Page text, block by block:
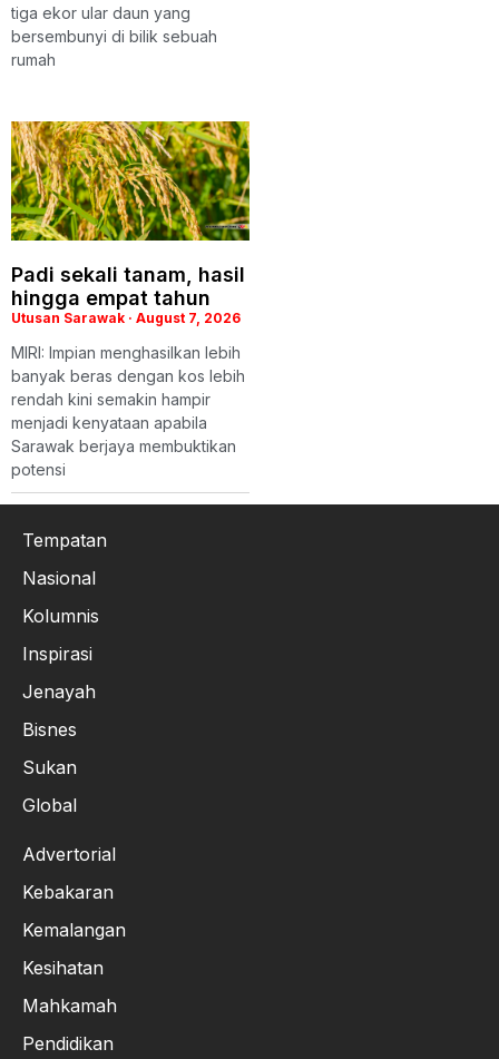
tiga ekor ular daun yang
bersembunyi di bilik sebuah
rumah
Padi sekali tanam, hasil
hingga empat tahun
Utusan Sarawak August 7, 2026
MIRI: Impian menghasilkan lebih
banyak beras dengan kos lebih
rendah kini semakin hampir
menjadi kenyataan apabila
Sarawak berjaya membuktikan
potensi
Tempatan
Nasional
Kolumnis
Inspirasi
Jenayah
Bisnes
Sukan
Global
Advertorial
Kebakaran
Kemalangan
Kesihatan
Mahkamah
Pendidikan